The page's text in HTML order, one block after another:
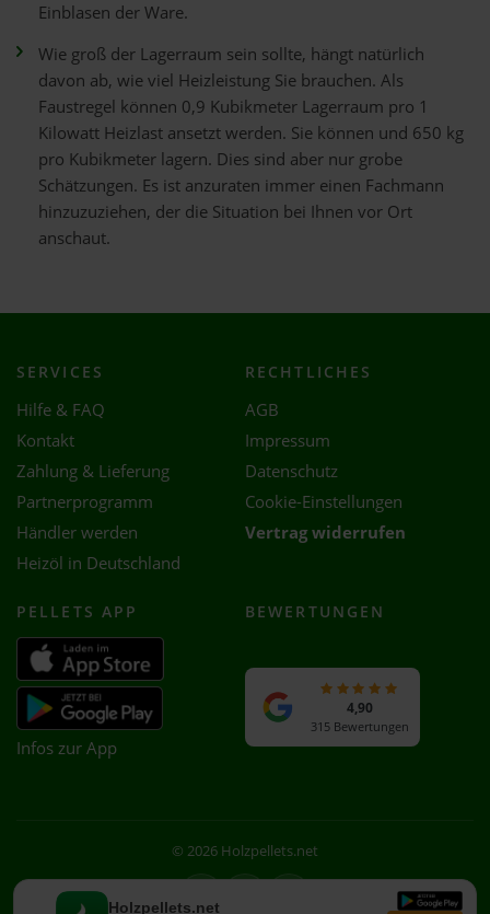
Einblasen der Ware.
Wie groß der Lagerraum sein sollte, hängt natürlich
davon ab, wie viel Heizleistung Sie brauchen. Als
Faustregel können 0,9 Kubikmeter Lagerraum pro 1
Kilowatt Heizlast ansetzt werden. Sie können und 650 kg
pro Kubikmeter lagern. Dies sind aber nur grobe
Schätzungen. Es ist anzuraten immer einen Fachmann
hinzuzuziehen, der die Situation bei Ihnen vor Ort
anschaut.
Holzpellets.net
SERVICES
Hilfe & FAQ
Kontakt
Zahlung & Lieferung
Partnerprogramm
Händler werden
Heizöl in Deutschland
RECHTLICHES
AGB
Impressum
Datenschutz
Cookie-Einstellungen
Vertrag widerrufen
PELLETS APP
Infos zur App
BEWERTUNGEN
4,90
315 Bewertungen
© 2026 Holzpellets.net
Facebook